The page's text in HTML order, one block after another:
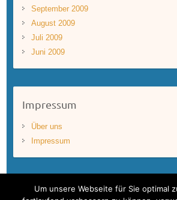
September 2009
August 2009
Juli 2009
Juni 2009
Impressum
Über uns
Impressum
Um unsere Webseite für Sie optimal